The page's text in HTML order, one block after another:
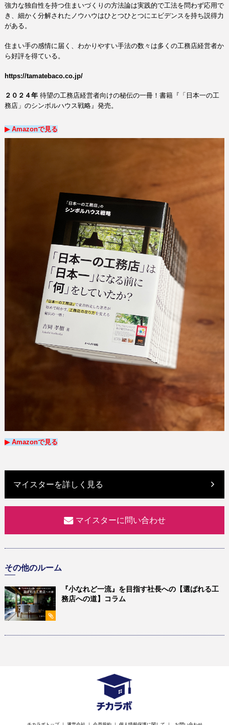
強力な独自性を持つ住まいづくりの方法論は実践的で工法を問わず応用で
き、 細かく分解されたノウハウはひとつひとつにエビデンスを持ち説得力
がある。
住まい手の感情に届く、わかりやすい手法の数々は多くの工務店経営者か
ら好評を得ている。
https://tamatebaco.co.jp/
２０２４年 待望の工務店経営者向けの秘伝の一冊！ 書籍『「日本一の工
務店」のシンボルハウス戦略』発売。
▶︎ Amazonで見る
▶︎ Amazonで見る
マイスターを詳しく見る
マイスターに問い合わせ
その他のルーム
『小なれど一流』を目指す社長への【選ばれる工
務店への道】コラム